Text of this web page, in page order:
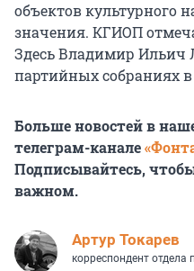
объектов культурного
значения. КГИОП
Здесь Владимир Ильич
партийных собраниях в
Больше новостей в
телеграм-канале
Подписывайтесь,
важном.
Артур Токарев
корреспондент отдела